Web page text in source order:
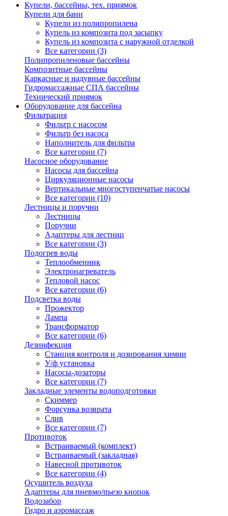
Купели, бассейны, тех. приямок
Купели для бани
Купели из полипропилена
Купель из композита под засыпку
Купель из композита с наружной отделкой
Все категории (3)
Полипропиленовые бассейны
Композитные бассейны
Каркасные и надувные бассейны
Гидромассажные СПА бассейны
Технический приямок
Оборудование для бассейна
Фильтрация
Фильтр с насосом
Фильтр без насоса
Наполнитель для фильтра
Все категории (7)
Насосное оборудование
Насосы для бассейна
Циркуляционные насосы
Вертикальные многоступенчатые насосы
Все категории (10)
Лестницы и поручни
Лестницы
Поручни
Адаптеры для лестниц
Все категории (3)
Подогрев воды
Теплообменник
Электронагреватель
Тепловой насос
Все категории (6)
Подсветка воды
Прожектор
Лампа
Трансформатор
Все категории (6)
Дезинфекция
Станция контроля и дозирования химии
У/ф установка
Насосы-дозаторы
Все категории (7)
Закладные элементы водоподготовки
Скиммер
Форсунка возврата
Слив
Все категории (7)
Противоток
Встраиваемый (комплект)
Встраиваемый (закладная)
Навесной противоток
Все категории (4)
Осушитель воздуха
Адаптеры для пневмо/пьезо кнопок
Водозабор
Гидро и аэромассаж